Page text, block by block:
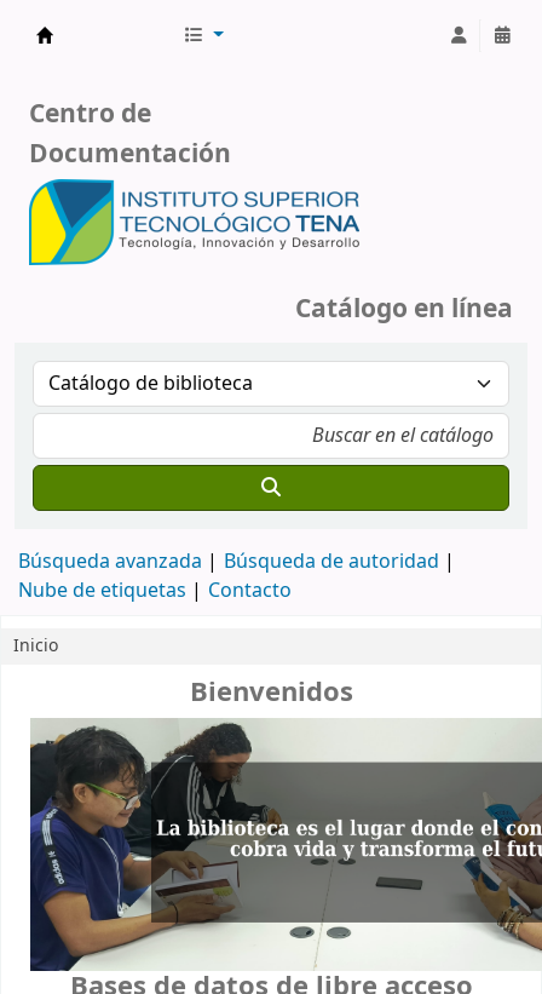
Centro de
Documentación
Catálogo en línea
Búsqueda avanzada
Búsqueda de autoridad
Nube de etiquetas
Contacto
Inicio
Bienvenidos